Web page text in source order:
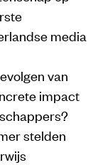
media
van
impact
stelden